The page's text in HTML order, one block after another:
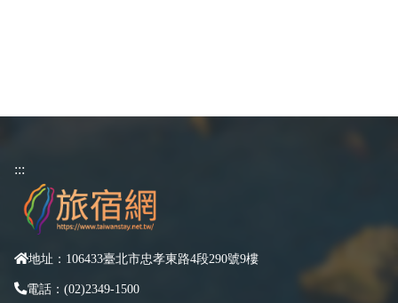
:::
地址：106433臺北市忠孝東路4段290號9樓
電話：(02)2349-1500